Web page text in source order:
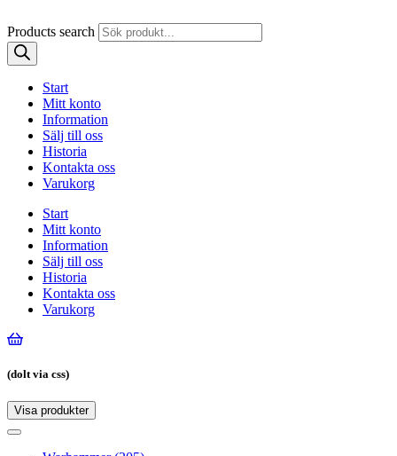
Products search
Start
Mitt konto
Information
Sälj till oss
Historia
Kontakta oss
Varukorg
Start
Mitt konto
Information
Sälj till oss
Historia
Kontakta oss
Varukorg
(dolt via css)
Visa produkter
Toggle
Toggle
navigation